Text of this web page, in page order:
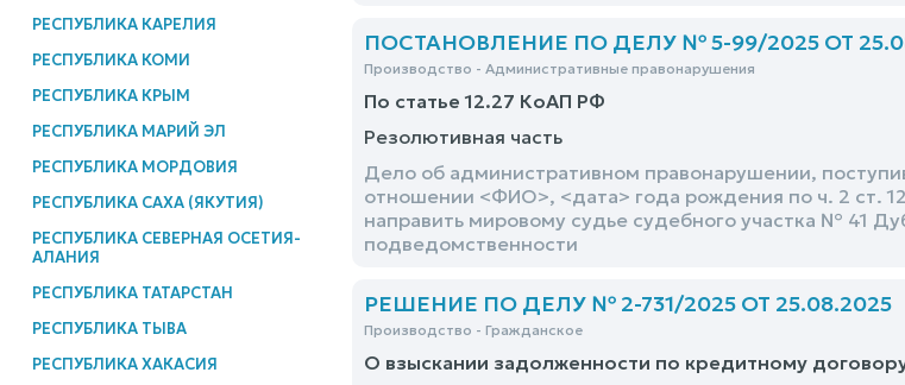
РЕСПУБЛИКА КАРЕЛИЯ
РЕСПУБЛИКА КОМИ
РЕСПУБЛИКА КРЫМ
РЕСПУБЛИКА МАРИЙ ЭЛ
РЕСПУБЛИКА МОРДОВИЯ
РЕСПУБЛИКА САХА (ЯКУТИЯ)
РЕСПУБЛИКА СЕВЕРНАЯ ОСЕТИЯ-
АЛАНИЯ
РЕСПУБЛИКА ТАТАРСТАН
РЕСПУБЛИКА ТЫВА
РЕСПУБЛИКА ХАКАСИЯ
ПОСТАНОВЛЕНИЕ ПО ДЕЛУ № 5-99/2025 ОТ
Производство - Административные правонарушения
По статье 12.27 КоАП РФ
Резолютивная часть
Дело об административном правонарушении,
отношении <ФИО>, <дата> года рождения по ч. 2 ст.
направить мировому судье судебного участка № 41
подведомственности
РЕШЕНИЕ ПО ДЕЛУ № 2-731/2025 ОТ 25.08.2025
Производство - Гражданское
О взыскании задолженности по кредитному